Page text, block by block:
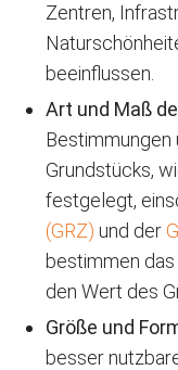
Zentren,
beeinflussen.
Art und Maß
Bestimmungen
Grundstücks,
festgelegt,
(GRZ) und der
bestimmen
den Wert des
Größe und
besser